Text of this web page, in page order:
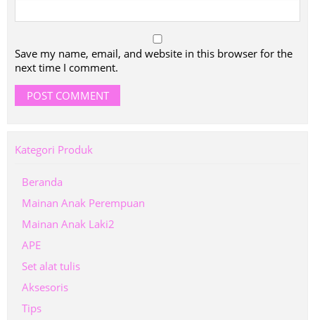
Save my name, email, and website in this browser for the
next time I comment.
Kategori Produk
Beranda
Mainan Anak Perempuan
Mainan Anak Laki2
APE
Set alat tulis
Aksesoris
Tips